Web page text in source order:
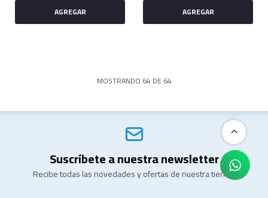
MOSTRANDO 64 DE 64
Suscríbete a nuestra newsletter
Recibe todas las novedades y ofertas de nuestra tienda.